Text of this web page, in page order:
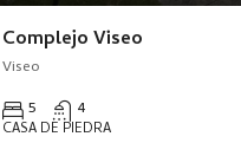
Complejo Viseo
Viseo
5 4
CASA DE PIEDRA